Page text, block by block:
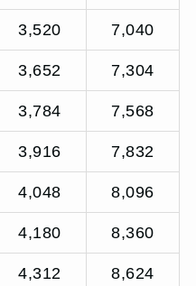
3,520 7,040
3,652 7,304
3,784 7,568
3,916 7,832
4,048 8,096
4,180 8,360
4,312 8,624